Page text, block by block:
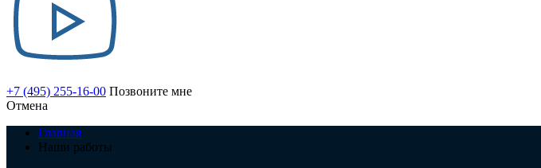
+7 (495) 255-16-00 Позвоните мне
Отмена
Главная
Наши работы